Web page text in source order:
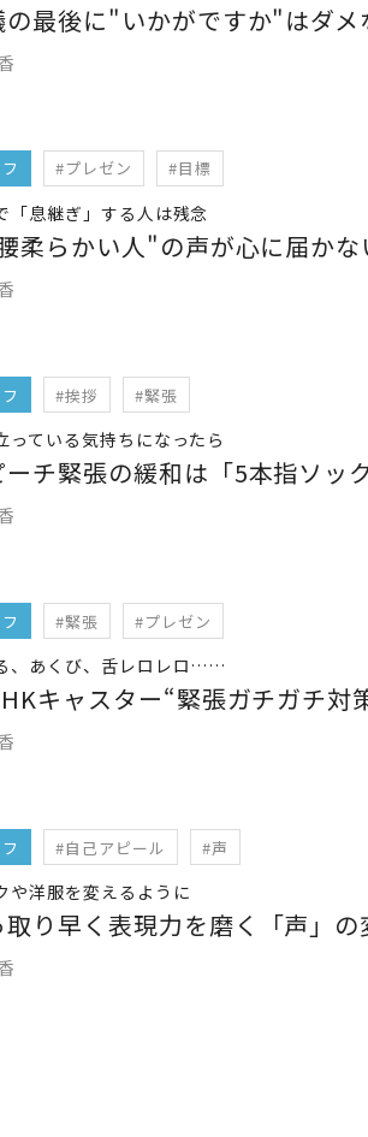
の最後に"いかがですか"はダメ
#プレゼン #目標
「息継ぎ」する人は残念
柔らかい人"の声が心に届かな
#挨拶 #緊張
っている気持ちになったら
ーチ緊張の緩和は「5本指ソック
#緊張 #プレゼン
、あくび、舌レロレロ……
キャスター“緊張ガチガチ対
#自己アピール #声
や洋服を変えるように
取り早く表現力を磨く「声」の